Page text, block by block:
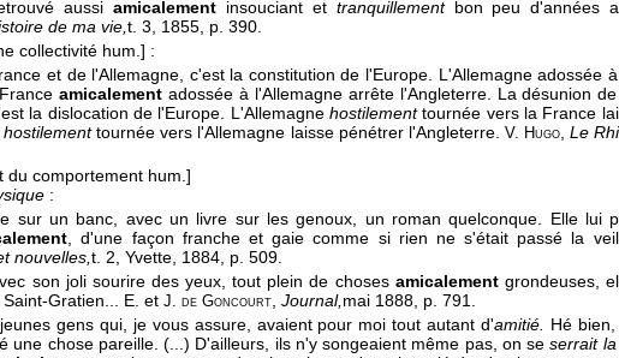
aussiamicalement insouciant et tranquillementbon peu d'années
de ma vie,t. 3, 1855, p. 390.
collectivité hum.] :
et de l'Allemagne, c'est la constitution de l'Europe. L'Allemagne adossée
amicalementadossée à l'Allemagne arrête l'Angleterre. La désunion
la dislocation de l'Europe. L'Allemagne hostilementtournée vers la France
hostilementtournée vers l'Allemagne laisse pénétrer l'Angleterre. V. Hugo, Le
du comportement hum.]
:
sur un banc, avec un livre sur les genoux, un roman quelconque. Elle lui
, d'une façon franche et gaie comme si rien ne s'était passé la
nouvelles,t. 2, Yvette, 1884, p. 509.
son joli sourire des yeux, tout plein de choses amicalementgrondeuses,
Gratien... E. et J. de Goncourt, Journal,mai 1888, p. 791.
gens qui, je vous assure, avaient pour moi tout autant d'amitié. Hé
une chose pareille. (...) D'ailleurs, ils n'y songeaient même pas, on seserrait